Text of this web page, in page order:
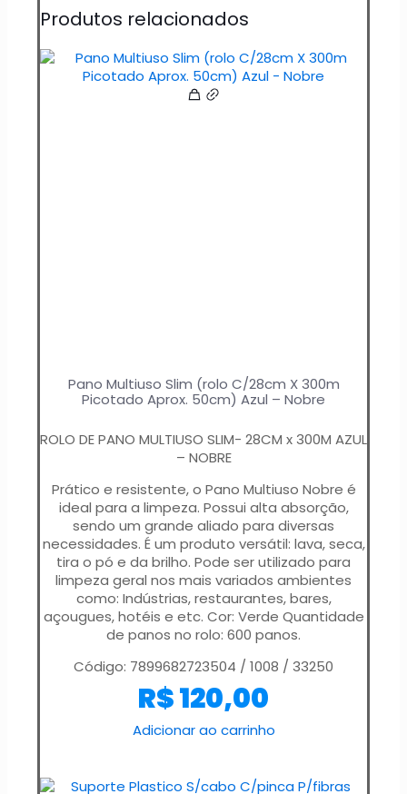
Produtos relacionados
Pano Multiuso Slim (rolo C/28cm X 300m
Picotado Aprox. 50cm) Azul – Nobre
ROLO DE PANO MULTIUSO SLIM- 28CM x 300M AZUL
– NOBRE
Prático e resistente, o Pano Multiuso Nobre é
ideal para a limpeza. Possui alta absorção,
sendo um grande aliado para diversas
necessidades. É um produto versátil: lava, seca,
tira o pó e da brilho. Pode ser utilizado para
limpeza geral nos mais variados ambientes
como: Indústrias, restaurantes, bares,
açougues, hotéis e etc. Cor: Verde Quantidade
de panos no rolo: 600 panos.
Código: 7899682723504 / 1008 / 33250
R$120,00
Adicionar ao carrinho